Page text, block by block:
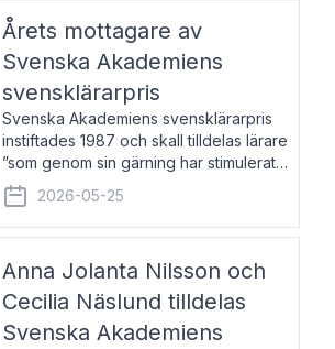
Årets mottagare av
Svenska Akademiens
svensklärarpris
Svenska Akademiens svensklärarpris
instiftades 1987 och skall tilldelas lärare
”som genom sin gärning har stimulerat
intresset hos unga människor för
svenska språket och litteraturen”.
Prisutdelning och samtal med
2026-05-25
Anna Jolanta Nilsson och
Cecilia Näslund tilldelas
Svenska Akademiens